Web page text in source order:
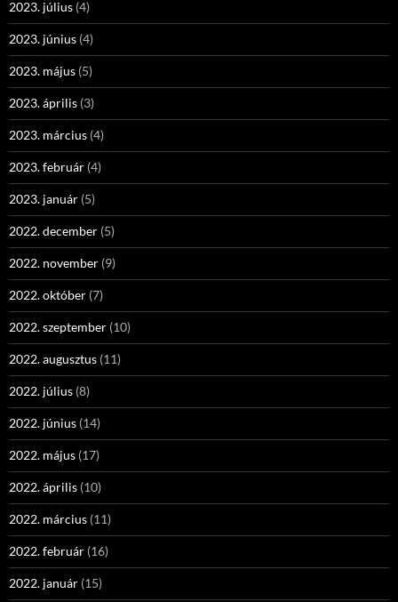
2023. július (4)
2023. június (4)
2023. május (5)
2023. április (3)
2023. március (4)
2023. február (4)
2023. január (5)
2022. december (5)
2022. november (9)
2022. október (7)
2022. szeptember (10)
2022. augusztus (11)
2022. július (8)
2022. június (14)
2022. május (17)
2022. április (10)
2022. március (11)
2022. február (16)
2022. január (15)